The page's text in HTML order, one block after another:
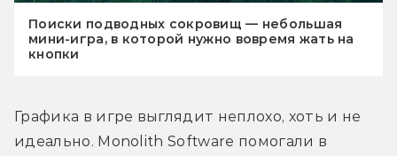
Поиски подводных сокровищ — небольшая
мини-игра, в которой нужно вовремя жать на
кнопки
Графика в игре выглядит неплохо, хоть и не
идеально. Monolith Software помогали в